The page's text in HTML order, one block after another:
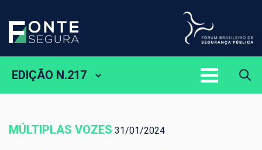
EDIÇÃO N.217
MÚLTIPLAS VOZES 31/01/2024